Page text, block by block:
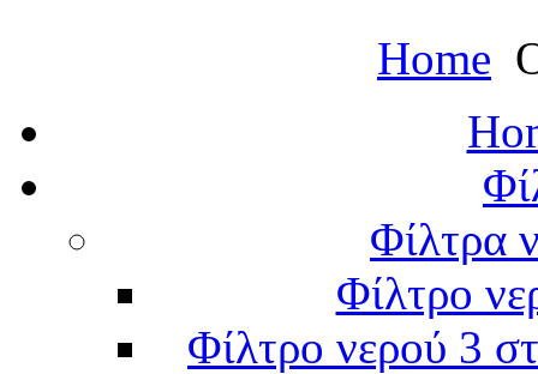
Home
Φίλτρα
Φίλτρο
Φίλτρο νερού 3